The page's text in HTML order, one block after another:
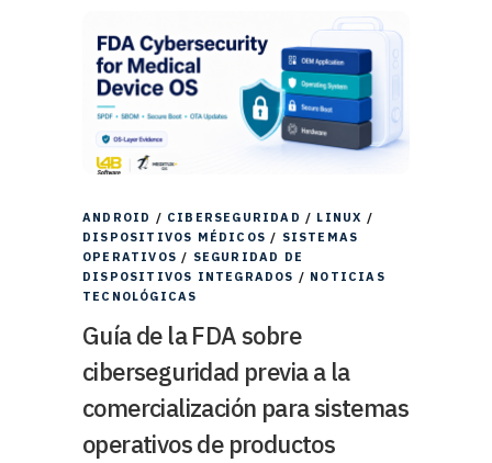
ANDROID / CIBERSEGURIDAD / LINUX /
DISPOSITIVOS MÉDICOS / SISTEMAS
OPERATIVOS / SEGURIDAD DE
DISPOSITIVOS INTEGRADOS / NOTICIAS
TECNOLÓGICAS
Guía de la FDA sobre
ciberseguridad previa a la
comercialización para sistemas
operativos de productos